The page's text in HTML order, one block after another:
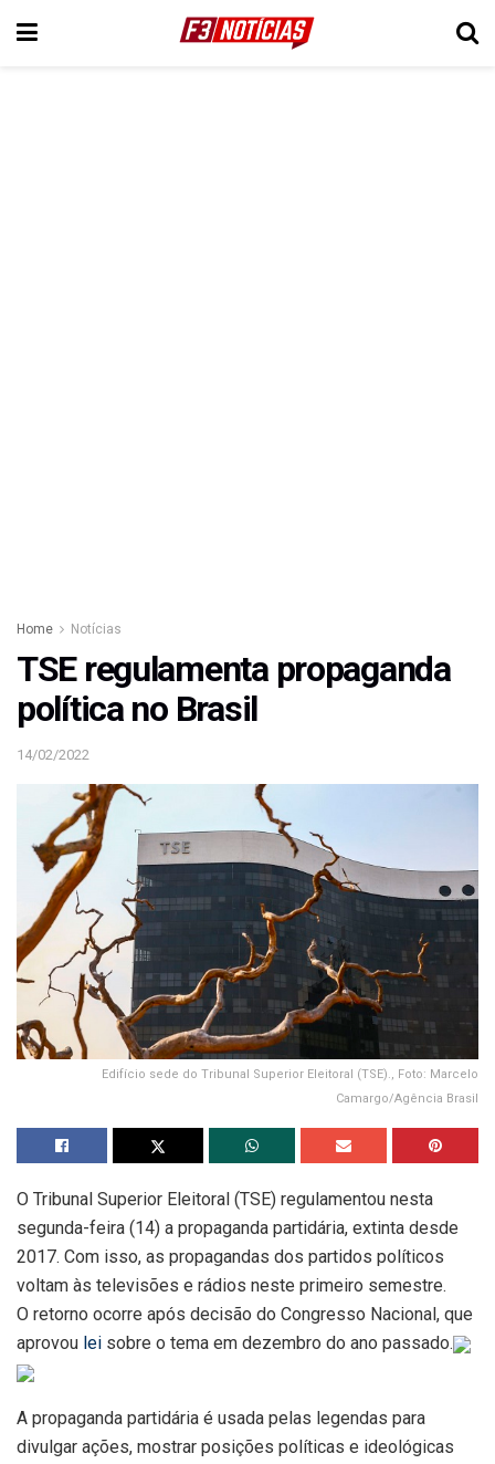
Home Notícias
TSE regulamenta propaganda
política no Brasil
14/02/2022
Edifício sede do Tribunal Superior Eleitoral (TSE)., Foto: Marcelo
Camargo/Agência Brasil
O Tribunal Superior Eleitoral (TSE) regulamentou nesta
segunda-feira (14) a propaganda partidária, extinta desde
2017. Com isso, as propagandas dos partidos políticos
voltam às televisões e rádios neste primeiro semestre.
O retorno ocorre após decisão do Congresso Nacional, que
aprovou lei sobre o tema em dezembro do ano passado.
A propaganda partidária é usada pelas legendas para
divulgar ações, mostrar posições políticas e ideológicas